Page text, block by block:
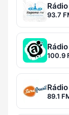
93.7
100.9
89.1